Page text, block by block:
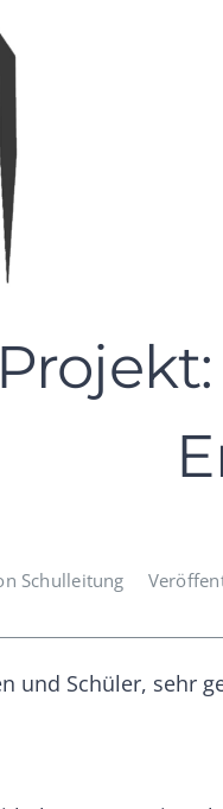
Schulleitung
und Schüler, sehr